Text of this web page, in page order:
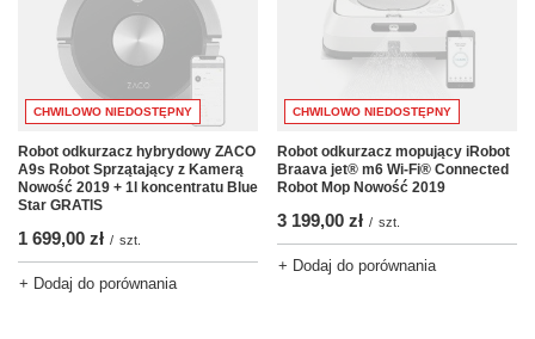
CHWILOWO NIEDOSTĘPNY
Robot odkurzacz hybrydowy ZACO
A9s Robot Sprzątający z Kamerą
Nowość 2019 + 1l koncentratu Blue
Star GRATIS
1 699,00 zł / szt.
+ Dodaj do porównania
CHWILOWO NIEDOSTĘPNY
Robot odkurzacz mopujący iRobot
Braava jet® m6 Wi-Fi® Connected
Robot Mop Nowość 2019
3 199,00 zł / szt.
+ Dodaj do porównania